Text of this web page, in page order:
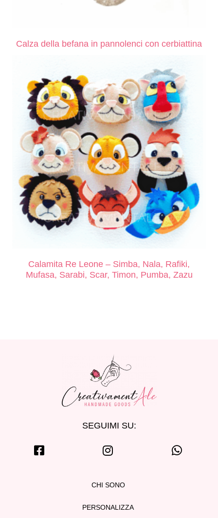
Calza della befana in pannolenci con cerbiattina
Calamita Re Leone – Simba, Nala, Rafiki,
Mufasa, Sarabi, Scar, Timon, Pumba, Zazu
SEGUIMI SU:
CHI SONO
PERSONALIZZA